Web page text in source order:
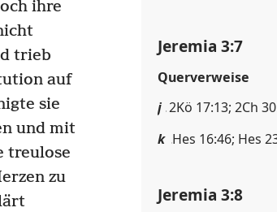
ihre
trieb
auf
sie
und mit
treulose
zu
Jeremia 3:7
Querverweise
j 2Kö 17:13; 2Ch
k Hes 16:46; Hes
Jeremia 3:8